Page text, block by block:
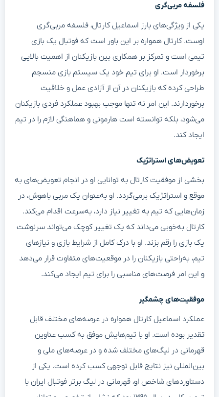
فلسفه مربی‌گری
یکی از ویژگی‌های بارز اسماعیل کارتال، فلسفه مربی‌گری
اوست. کارتال همواره بر این باور است که فوتبال یک بازی
تیمی است و تمرکز بر همکاری بین بازیکنان از اهمیت بالایی
برخوردار است. او برای تیم خود یک سیستم بازی منسجم
طراحی کرده که بازیکنان در آن از آزادی عمل و خلاقیت
برخوردارند. این امر نه تنها موجب بهبود عملکرد فردی بازیکنان
می‌شود، بلکه توانسته است هارمونی و هماهنگی لازم را در تیم
ایجاد کند.
تعویض‌های استراتژیک
بخشی از موفقیت کارتال به توانایی او در انجام تعویض‌های به
موقع و استراتژیک برمی‌گردد. او به‌عنوان یک مربی باهوش، در
زمان‌هایی که تیم به تغییر نیاز دارد، به‌سرعت اقدام می‌کند.
کارتال به‌خوبی می‌داند که یک تغییر کوچک می‌تواند سرنوشت
یک بازی را رقم بزند. او با درک کامل از شرایط بازی و نیازهای
تیم، به‌راحتی بازیکنان را در موقعیت‌های متفاوت قرار می‌دهد
و این امر فرصت‌های مناسبی را برای تیم ایجاد می‌کند.
موفقیت‌های چشمگیر
عملکرد اسماعیل کارتال همواره در عرصه‌های مختلف قابل
تقدیر بوده است. او با تیم‌هایش موفق به کسب عناوین
قهرمانی در لیگ‌های مختلف شده و در عرصه‌های ملی و
بین‌المللی نیز نتایج قابل توجهی کسب کرده است. یکی از
دستاوردهای شاخص او، قهرمانی در لیگ برتر فوتبال ایران با